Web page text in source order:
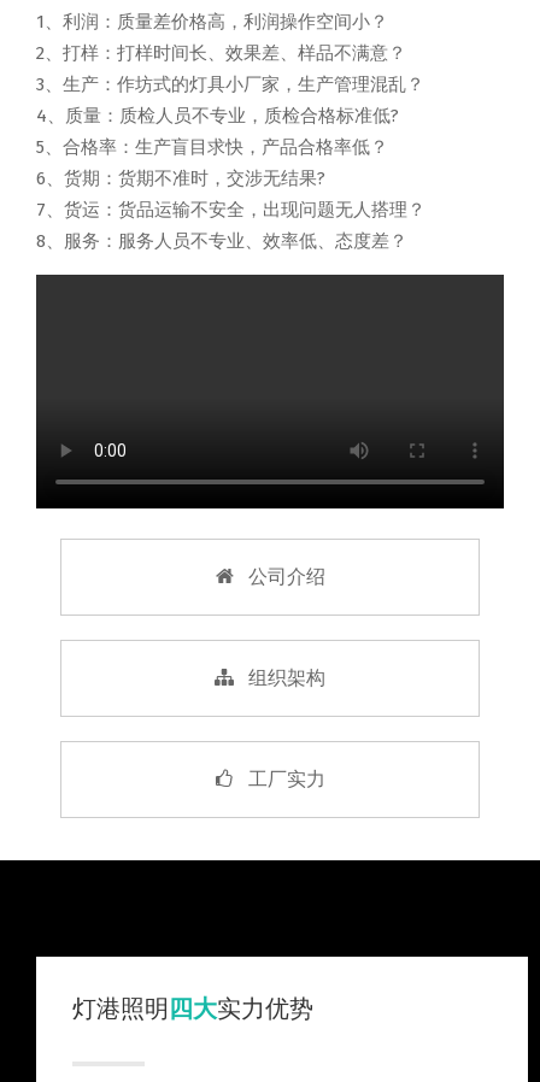
1、利润：质量差价格高，利润操作空间小？
2、打样：打样时间长、效果差、样品不满意？
3、生产：作坊式的灯具小厂家，生产管理混乱？
4、质量：质检人员不专业，质检合格标准低?
5、合格率：生产盲目求快，产品合格率低？
6、货期：货期不准时，交涉无结果?
7、货运：货品运输不安全，出现问题无人搭理？
8、服务：服务人员不专业、效率低、态度差？
公司介绍
组织架构
工厂实力
灯港照明四大实力优势